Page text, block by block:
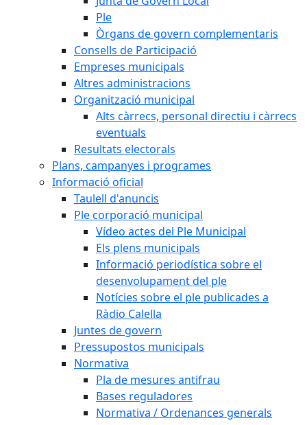
Ple
Òrgans de govern complementaris
Consells de Participació
Empreses municipals
Altres administracions
Organització municipal
Alts càrrecs, personal directiu i càrrecs
eventuals
Resultats electorals
Plans, campanyes i programes
Informació oficial
Taulell d'anuncis
Ple corporació municipal
Vídeo actes del Ple Municipal
Els plens municipals
Informació periodística sobre el
desenvolupament del ple
Notícies sobre el ple publicades a
Ràdio Calella
Juntes de govern
Pressupostos municipals
Normativa
Pla de mesures antifrau
Bases reguladores
Normativa / Ordenances generals